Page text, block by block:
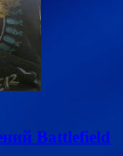
Battlefield